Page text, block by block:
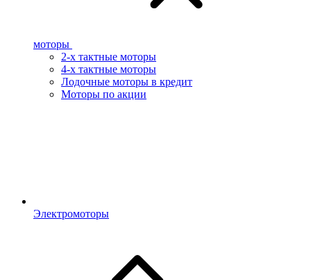
моторы
2-х тактные моторы
4-х тактные моторы
Лодочные моторы в кредит
Моторы по акции
Электромоторы